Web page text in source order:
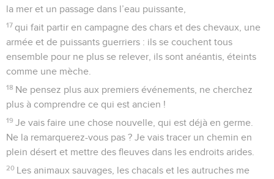
la mer et un passage dans l’eau puissante,
17 qui fait partir en campagne des chars et des chevaux, une
armée et de puissants guerriers : ils se couchent tous
ensemble pour ne plus se relever, ils sont anéantis, éteints
comme une mèche.
18 Ne pensez plus aux premiers événements, ne cherchez
plus à comprendre ce qui est ancien !
19 Je vais faire une chose nouvelle, qui est déjà en germe.
Ne la remarquerez-vous pas ? Je vais tracer un chemin en
plein désert et mettre des fleuves dans les endroits arides.
20 Les animaux sauvages, les chacals et les autruches me